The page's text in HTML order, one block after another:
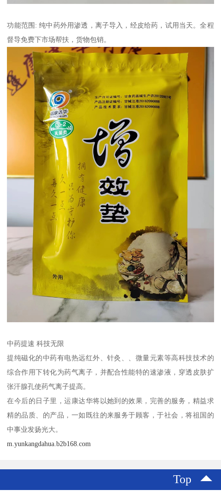
功能范围: 纯中药外用渗透，离子导入，经皮给药，试用当天。全程
督导免费下市场帮扶，货物包销。
中药提速 科技无限
提纯磁化的中药有电热远红外、针灸、、微量元素等高科技技术的
综合作用下转化为药气离子，并配合性能特的速渗液，穿透皮肤扩
张汗腺孔使药气离子提高。
在今后的日子里，运康达华将以她到的效果，完善的服务，精益求
精的品质、的产品，一如既往的来服务于顾客，于社会，将祖国的
中事业发扬光大。
m.yunkangdahua.b2b168.com
Top